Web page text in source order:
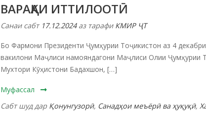
ВАРАҚАИ ИТТИЛООТӢ
Санаи сабт 17.12.2024аз тарафи КМИР ҶТ
Бо Фармони Президенти Ҷумҳурии Тоҷикистон аз 4
вакилони Маҷлиси намояндагони Маҷлиси Олии Ҷумҳурии
Мухтори Кӯҳистони Бадахшон, […]
Муфассал
Сабт шуд дар Қонунгузорӣ, Санадҳои меъёрӣ ва ҳуқуқӣ,